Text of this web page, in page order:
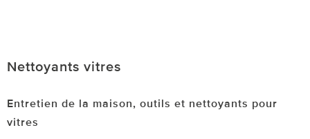
Nettoyants vitres
Entretien de la maison, outils et nettoyants pour
vitres